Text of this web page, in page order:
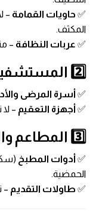
✅ حاويات القمامة –
المكثف.
✅ عربات النظافة –
2️⃣ المستشفيات والمختبرات
✅ أسرة المرضى
✅ أجهزة التعقيم – لا
3️⃣ المطاعم والفنادق
✅ أدوات المطبخ
الحمضية.
✅ طاولات التقديم –